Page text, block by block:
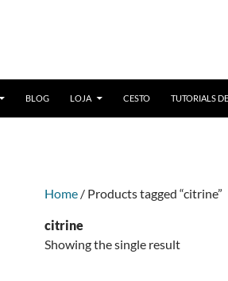
BLOG LOJA CESTO TUTORIALS
Home / Products tagged “citrine”
citrine
Showing the single result